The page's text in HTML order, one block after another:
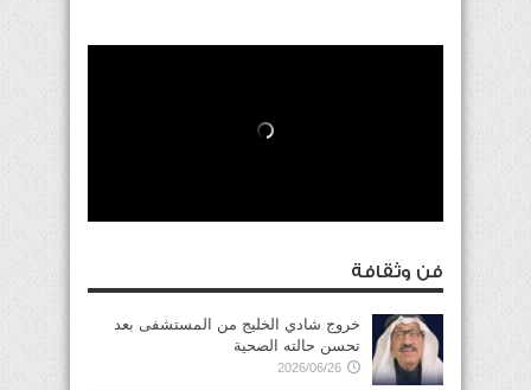
فن وثقافة
خروج شادي الخليج من المستشفى بعد
تحسن حالته الصحية
2026/06/26